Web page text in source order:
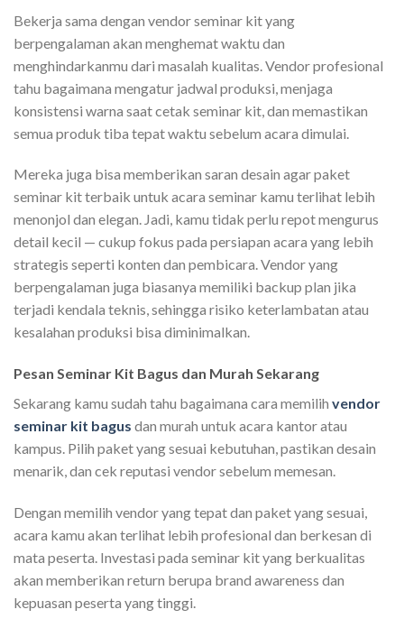
Bekerja sama dengan vendor seminar kit yang
berpengalaman akan menghemat waktu dan
menghindarkanmu dari masalah kualitas. Vendor profesional
tahu bagaimana mengatur jadwal produksi, menjaga
konsistensi warna saat cetak seminar kit, dan memastikan
semua produk tiba tepat waktu sebelum acara dimulai.
Mereka juga bisa memberikan saran desain agar paket
seminar kit terbaik untuk acara seminar kamu terlihat lebih
menonjol dan elegan. Jadi, kamu tidak perlu repot mengurus
detail kecil — cukup fokus pada persiapan acara yang lebih
strategis seperti konten dan pembicara. Vendor yang
berpengalaman juga biasanya memiliki backup plan jika
terjadi kendala teknis, sehingga risiko keterlambatan atau
kesalahan produksi bisa diminimalkan.
Pesan Seminar Kit Bagus dan Murah Sekarang
Sekarang kamu sudah tahu bagaimana cara memilih vendor
seminar kit bagus dan murah untuk acara kantor atau
kampus. Pilih paket yang sesuai kebutuhan, pastikan desain
menarik, dan cek reputasi vendor sebelum memesan.
Dengan memilih vendor yang tepat dan paket yang sesuai,
acara kamu akan terlihat lebih profesional dan berkesan di
mata peserta. Investasi pada seminar kit yang berkualitas
akan memberikan return berupa brand awareness dan
kepuasan peserta yang tinggi.